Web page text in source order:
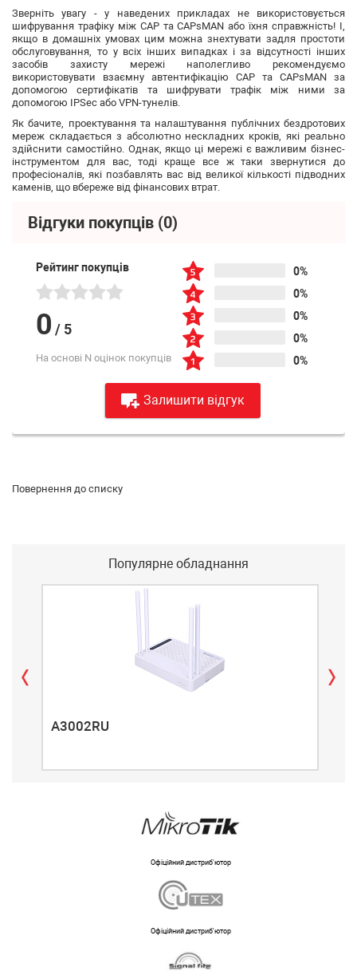
Зверніть увагу - у наведених прикладах не використовується
шифрування трафіку між CAP та CAPsMAN або їхня справжність! І,
якщо в домашніх умовах цим можна знехтувати задля простоти
обслуговування, то у всіх інших випадках і за відсутності інших
засобів захисту мережі наполегливо рекомендуємо
використовувати взаємну автентифікацію CAP та CAPsMAN за
допомогою сертифікатів та шифрувати трафік між ними за
допомогою IPSec або VPN-тунелів.
Як бачите, проектування та налаштування публічних бездротових
мереж складається з абсолютно нескладних кроків, які реально
здійснити самостійно. Однак, якщо ці мережі є важливим бізнес-
інструментом для вас, тоді краще все ж таки звернутися до
професіоналів, які позбавлять вас від великої кількості підводних
каменів, що вбереже від фінансових втрат.
Відгуки покупців (0)
Рейтинг покупців
0 / 5
На основі N оцінок покупців
0%
0%
0%
0%
0%
Залишити відгук
Повернення до списку
Популярне обладнання
A3002RU
Офіційний дистриб'ютор
Офіційний дистриб'ютор